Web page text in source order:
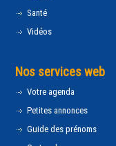
Santé
Vidéos
Nos services web
Votre agenda
Petites annonces
Guide des prénoms